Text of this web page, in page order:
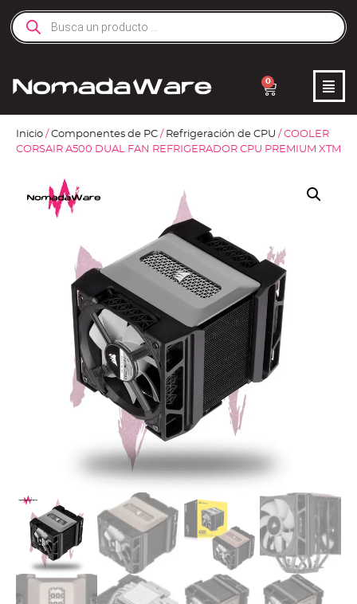
0
Inicio / Componentes de PC / Refrigeración de CPU / COOLER
CORSAIR A500 DUAL FAN REFRIGERADOR CPU PREMIUM XTM